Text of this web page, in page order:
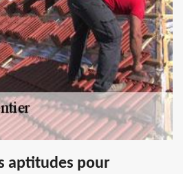
aptitudes pour